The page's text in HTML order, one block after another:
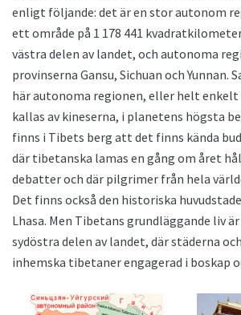
enligt följande: det är en stor autonom
ett område på 1 178 441
västra delen av landet, och autonoma
provinserna Gansu, Sichuan och Yunnan.
här autonoma regionen, eller helt
kallas av kineserna, i planetens högsta
finns i Tibets berg att det finns kända
där tibetanska lamas en gång om året
debatter och där pilgrimer från hela
Det finns också den historiska
Lhasa. Men Tibetans grundläggande liv
sydöstra delen av landet, där städerna
inhemska tibetaner engagerad i boskap